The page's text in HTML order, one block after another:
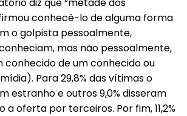
conhecê-lo de alguma forma
o golpista pessoalmente,
mas não pessoalmente,
conhecido de um conhecido ou
Para 29,8% das vítimas o
estranho e outros 9,0% disseram
oferta por terceiros. Por fim, 11,2%